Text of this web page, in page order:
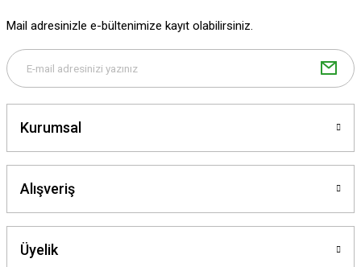
Mail adresinizle e-bültenimize kayıt olabilirsiniz.
Kurumsal
Alışveriş
Üyelik